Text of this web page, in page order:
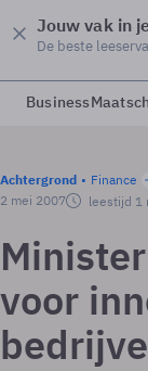
Jouw vak in
De beste
Business
Achtergrond Finance
2 mei 2007
leestijd 1
voor